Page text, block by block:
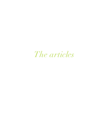
The articles